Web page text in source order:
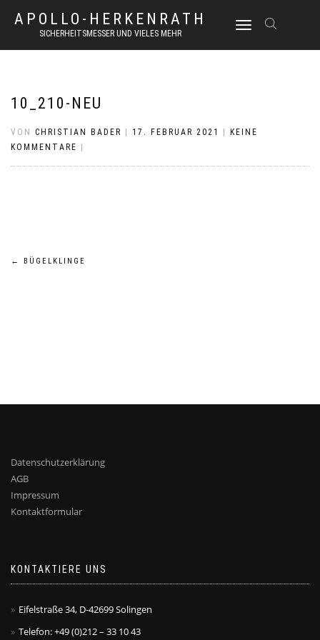
APOLLO-HERKENRATH
SICHERHEITSMESSER UND VIELES MEHR
NAVIGATION
10_210-NEU
VON CHRISTIAN BADER 17. FEBRUAR 2021
KEINE
KOMMENTARE
Beitrags-
← BÜGELKLINGE
Datenschutzerklärung
AGB
Impressum
Kontaktformular
KONTAKTIERE UNS
Eifelstraße 34, D-42699 Solingen
Telefon: +49 (0)212 – 33 10 43